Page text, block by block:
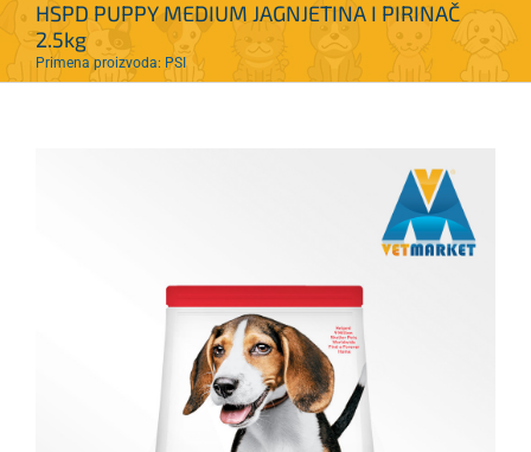
HSPD PUPPY MEDIUM JAGNJETINA I PIRINAČ
2.5kg
Primena proizvoda: PSI